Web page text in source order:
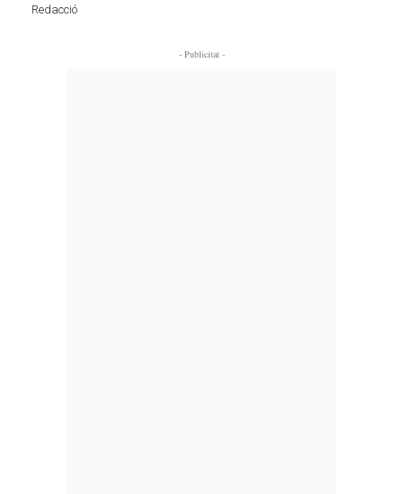
Redacció
- Publicitat -